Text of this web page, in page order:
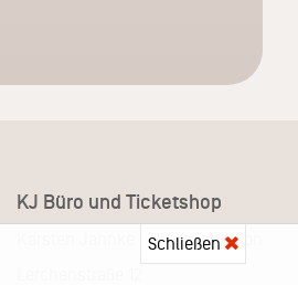
KJ Büro und Ticketshop
Karsten Jahnke Konzertdirektion
Schließen